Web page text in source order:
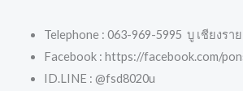
Telephone : 063-969-5995 บู เชียงราย
Facebook : https://facebook.com/
ID.LINE : @fsd8020u